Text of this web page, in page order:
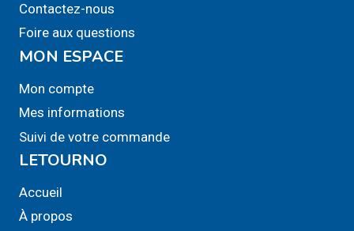
page
du
produit
Contactez-nous
Foire aux questions
MON ESPACE
Mon compte
Mes informations
Suivi de votre commande
LETOURNO
Accueil
À propos